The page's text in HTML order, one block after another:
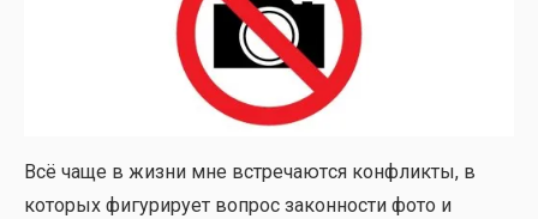
Всё чаще в жиз­ни мне встре­ча­ют­ся кон­флик­ты, в
кото­рых фигу­ри­ру­ет вопрос закон­но­сти фото и